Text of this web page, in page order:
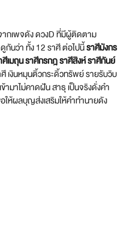
ากเพจดัง ดวงD ที่มีผู้ติดตาม
กันว่า ทั้ง 12 ราศี ต่อไปนี้ราศีมังกร
เมถุน ราศีกรกฎ ราศีสิงห์ ราศีกันย์
เงินหมุนติ้วกระดิ้วทรัพย์ รายรับวิบ
ามาไม่คาดฝัน สาธุ เป็นจริงดั่งคำ
ให้ผลบุญส่งเสริมให้คำทำนายดัง